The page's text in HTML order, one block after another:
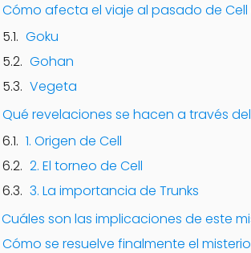
Cómo afecta el viaje al pasado de
Goku
Gohan
Vegeta
Qué revelaciones se hacen a través
1. Origen de Cell
2. El torneo de Cell
3. La importancia de Trunks
Cuáles son las implicaciones de este
Cómo se resuelve finalmente el